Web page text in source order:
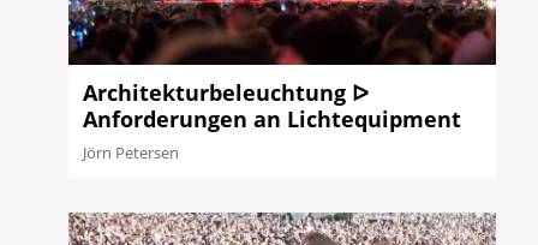
Architekturbeleuchtung ᐅ
Anforderungen an Lichtequipment
Jörn Petersen